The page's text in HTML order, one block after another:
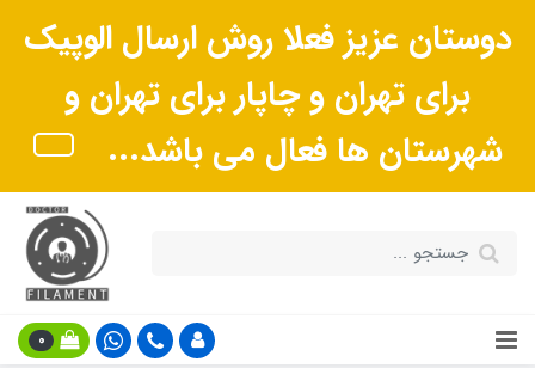
دوستان عزیز فعلا روش ارسال الوپیک
برای تهران و چاپار برای تهران و
شهرستان ها فعال می باشد...
0